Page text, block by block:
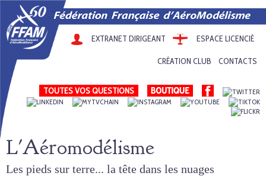
EXTRANET DIRIGEANT ESPACE LICENCIÉ
CRÉATION CLUB CONTACTS
TOUTES VOS QUESTIONS
L'Aéromodélisme
Les pieds sur terre... la tête dans les nuages